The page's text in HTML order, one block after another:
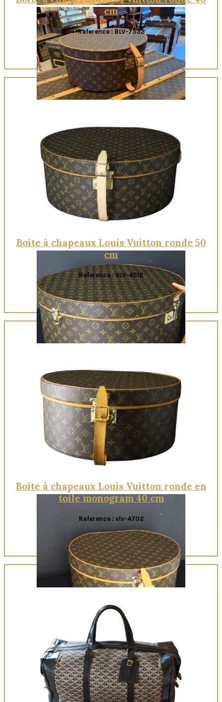
Quick View
cm
Reference : BLV-7532
Quick View
Boite à chapeaux Louis Vuitton ronde 50
cm
Reference : VLV-4512
Quick View
Boite à chapeaux Louis Vuitton ronde en
toile monogram 40 cm
Reference : vlv-4702